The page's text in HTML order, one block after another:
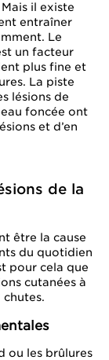
il existe
entraîner
Le
un facteur
plus fine et
La piste
lésions de
foncée ont
et d’en
de la
être la cause
du quotidien
pour cela que
cutanées à
chutes.
ou les brûlures